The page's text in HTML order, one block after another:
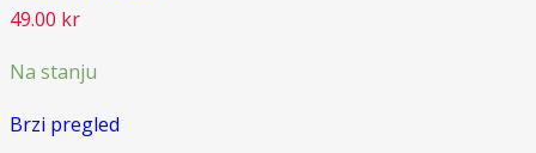
49.00 kr
Na stanju
Brzi pregled